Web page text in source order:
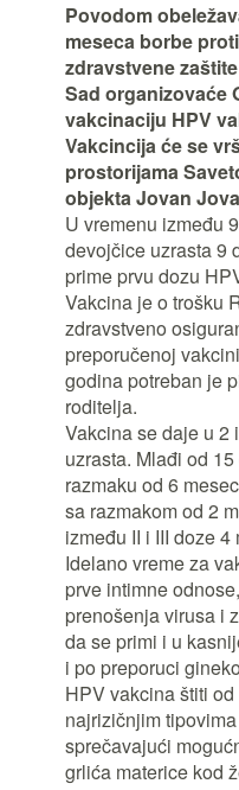
Povodom
meseca borbe
zdravstvene
Sad organizovaće
vakcinaciju HPV
Vakcincija će se
prostorijama
objekta Jovan
U vremenu između
devojčice uzrasta 9
prime prvu dozu
Vakcina je o trošku
zdravstveno
preporučenoj
godina potreban je
roditelja.
Vakcina se daje u 2
uzrasta. Mlađi od
razmaku od 6
sa razmakom od 2
između II i III doze 4
Idelano vreme za
prve intimne
prenošenja virusa i
da se primi i u
i po preporuci
HPV vakcina štiti
najrizičnjim
sprečavajući
grlića materice kod